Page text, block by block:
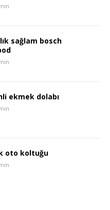
sağlam bosch
ekmek dolabı
oto koltuğu